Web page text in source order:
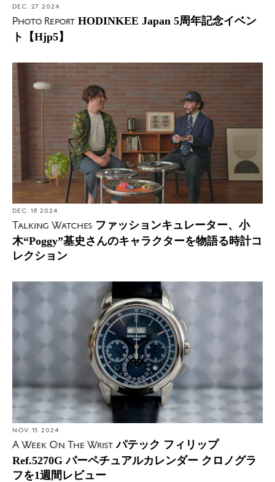
DEC. 27 2024
Photo Report HODINKEE Japan 5周年記念イベン
ト【Hjp5】
DEC. 18 2024
Talking Watches ファッションキュレーター、小
木“Poggy”基史さんのキャラクターを物語る時計コ
レクション
NOV. 15 2024
A Week On The Wrist パテック フィリップ
Ref.5270G パーペチュアルカレンダー クロノグラ
フを1週間レビュー